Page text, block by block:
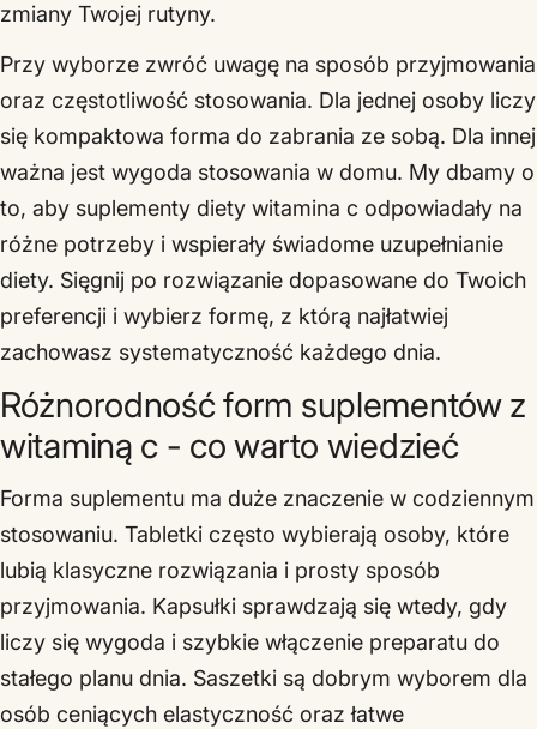
zmiany Twojej rutyny.
Przy wyborze zwróć uwagę na sposób przyjmowania
oraz częstotliwość stosowania. Dla jednej osoby liczy
się kompaktowa forma do zabrania ze sobą. Dla innej
ważna jest wygoda stosowania w domu. My dbamy o
to, aby suplementy diety witamina c odpowiadały na
różne potrzeby i wspierały świadome uzupełnianie
diety. Sięgnij po rozwiązanie dopasowane do Twoich
preferencji i wybierz formę, z którą najłatwiej
zachowasz systematyczność każdego dnia.
Różnorodność form suplementów z
witaminą c - co warto wiedzieć
Forma suplementu ma duże znaczenie w codziennym
stosowaniu. Tabletki często wybierają osoby, które
lubią klasyczne rozwiązania i prosty sposób
przyjmowania. Kapsułki sprawdzają się wtedy, gdy
liczy się wygoda i szybkie włączenie preparatu do
stałego planu dnia. Saszetki są dobrym wyborem dla
osób ceniących elastyczność oraz łatwe